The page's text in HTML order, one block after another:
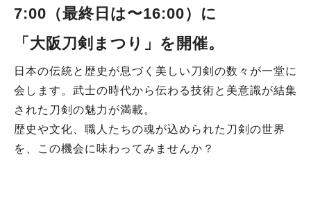
7:00（最終日は〜16:00）に
「大阪刀剣まつり」を開催。
日本の伝統と歴史が息づく美しい刀剣の数々が一堂に
会します。武士の時代から伝わる技術と美意識が結集
された刀剣の魅力が満載。
歴史や文化、職人たちの魂が込められた刀剣の世界
を、この機会に味わってみませんか？